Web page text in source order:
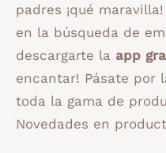
padres ¡qué
en la búsqueda de
descargarte la app
encantar! Pásate por
toda la gama de
Novedades en